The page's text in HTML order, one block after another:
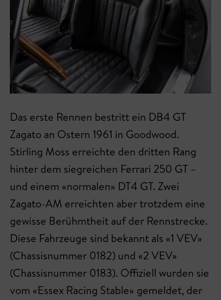
Das erste Rennen bestritt ein DB4 GT
Zagato an Ostern 1961 in Goodwood.
Stirling Moss erreichte den dritten Rang
hinter dem siegreichen Ferrari 250 GT –
und einem «normalen» DT4 GT. Zwei
Zagato-AM erreichten aber trotzdem eine
gewisse Berühmtheit auf der Rennstrecke.
Diese Fahrzeuge sind bekannt als «1 VEV»
(Chassisnummer 0182) und «2 VEV»
(Chassisnummer 0183). Offiziell wurden sie
vom «Essex Racing Stable» gemeldet, der